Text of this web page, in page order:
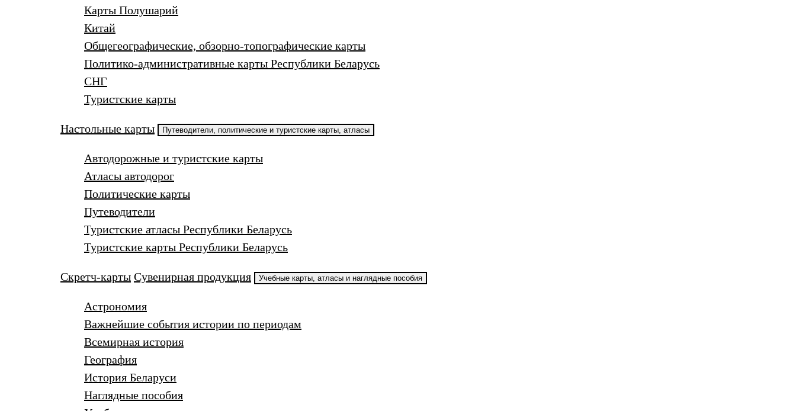
Карты Полушарий
Китай
Общегеографические, обзорно-топографические карты
Политико-административные карты Республики Беларусь
СНГ
Туристские карты
Настольные карты Путеводители, политические и туристские карты, атласы
Автодорожные и туристские карты
Атласы автодорог
Политические карты
Путеводители
Туристские атласы Республики Беларусь
Туристские карты Республики Беларусь
Скретч-карты Сувенирная продукция Учебные карты, атласы и наглядные пособия
Астрономия
Важнейшие события истории по периодам
Всемирная история
География
История Беларуси
Наглядные пособия